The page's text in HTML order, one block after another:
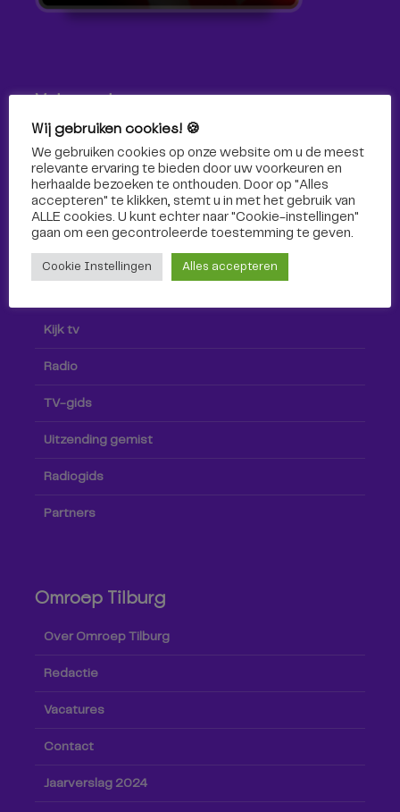
Volg ons!
Volg Omroep Tilburg niet alleen hier, maar ook via social
media!
Kijk tv
Radio
TV-gids
Uitzending gemist
Radiogids
Partners
Omroep Tilburg
Over Omroep Tilburg
Redactie
Vacatures
Contact
Jaarverslag 2024
Wij gebruiken cookies! 🍪
We gebruiken cookies op onze website om u de meest
relevante ervaring te bieden door uw voorkeuren en
herhaalde bezoeken te onthouden. Door op "Alles
accepteren" te klikken, stemt u in met het gebruik van
ALLE cookies. U kunt echter naar "Cookie-instellingen"
gaan om een ​​gecontroleerde toestemming te geven.
Cookie Instellingen Alles accepteren